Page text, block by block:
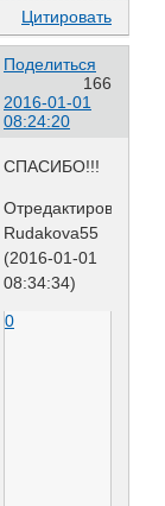
Цитировать
Поделиться
166
2016-01-01
08:24:20
СПАСИБО!!!
Отредактировано
Rudakova55
(2016-01-01
08:34:34)
0